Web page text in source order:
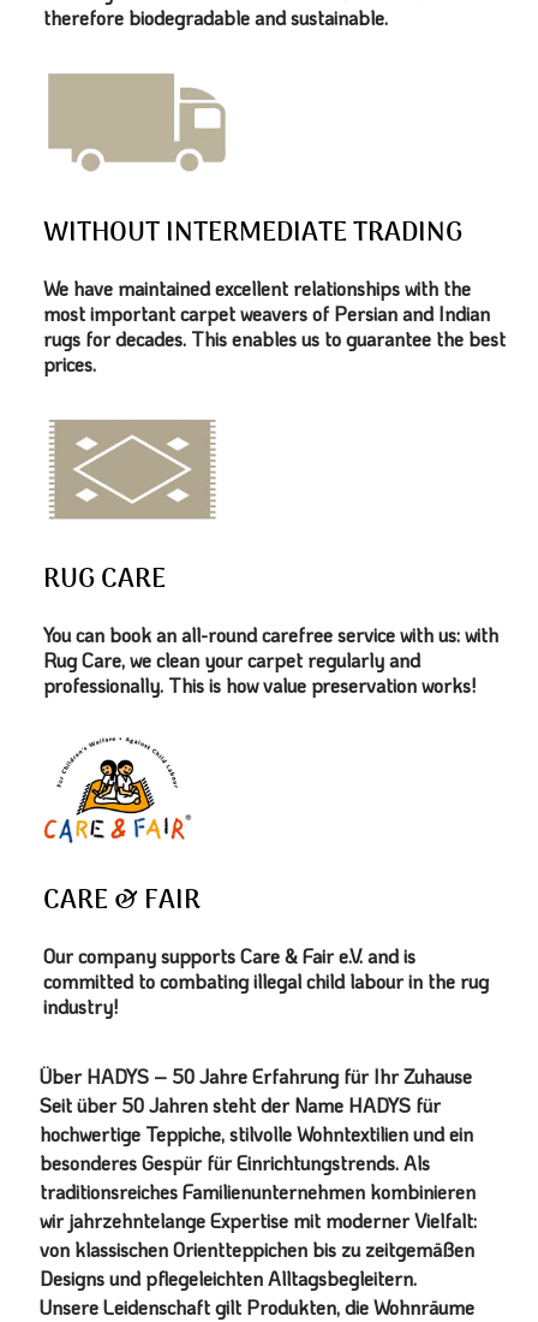
therefore biodegradable and sustainable.
WITHOUT INTERMEDIATE TRADING
We have maintained excellent relationships with the
most important carpet weavers of Persian and Indian
rugs for decades. This enables us to guarantee the best
prices.
RUG CARE
You can book an all-round carefree service with us: with
Rug Care, we clean your carpet regularly and
professionally. This is how value preservation works!
CARE & FAIR
Our company supports Care & Fair e.V. and is
committed to combating illegal child labour in the rug
industry!
Über HADYS – 50 Jahre Erfahrung für Ihr Zuhause
Seit über 50 Jahren steht der Name HADYS für
hochwertige Teppiche, stilvolle Wohntextilien und ein
besonderes Gespür für Einrichtungstrends. Als
traditionsreiches Familienunternehmen kombinieren
wir jahrzehntelange Expertise mit moderner Vielfalt:
von klassischen Orientteppichen bis zu zeitgemäßen
Designs und pflegeleichten Alltagsbegleitern.
Unsere Leidenschaft gilt Produkten, die Wohnräume